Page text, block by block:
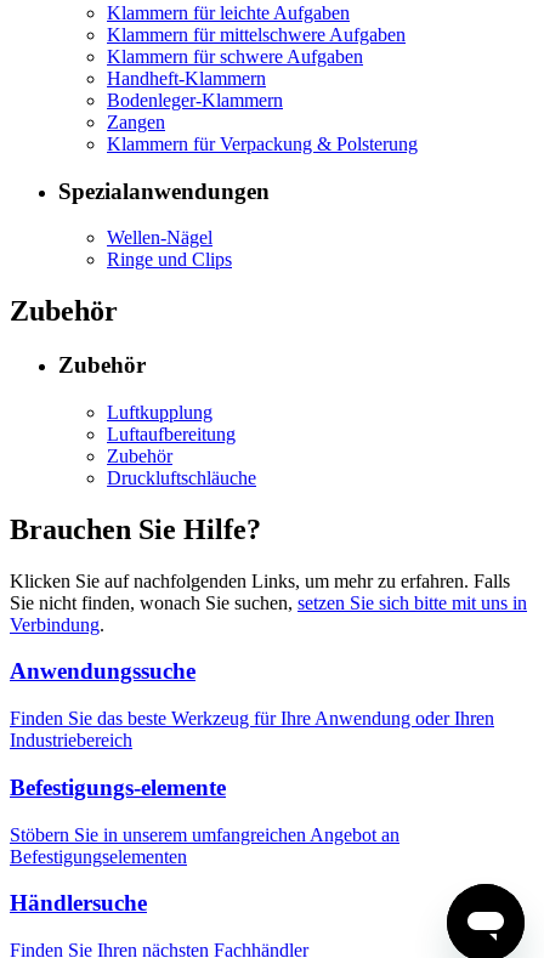
Klammern für leichte Aufgaben
Klammern für mittelschwere Aufgaben
Klammern für schwere Aufgaben
Handheft-Klammern
Bodenleger-Klammern
Zangen
Klammern für Verpackung & Polsterung
Spezialanwendungen
Wellen-Nägel
Ringe und Clips
Zubehör
Zubehör
Luftkupplung
Luftaufbereitung
Zubehör
Druckluftschläuche
Brauchen Sie Hilfe?
Klicken Sie auf nachfolgenden Links, um mehr zu erfahren. Falls
Sie nicht finden, wonach Sie suchen, setzen Sie sich bitte mit uns in
Verbindung.
Anwendungssuche
Finden Sie das beste Werkzeug für Ihre Anwendung oder Ihren
Industriebereich
Befestigungs-elemente
Stöbern Sie in unserem umfangreichen Angebot an
Befestigungselementen
Händlersuche
Finden Sie Ihren nächsten Fachhändler